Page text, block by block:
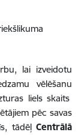
lai izveidotu
vēlēšanu
liels skaits
pēc savas
tādēļ Centrālā